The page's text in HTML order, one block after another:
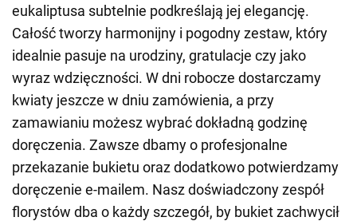
eukaliptusa subtelnie podkreślają jej elegancję.
Całość tworzy harmonijny i pogodny zestaw, który
idealnie pasuje na urodziny, gratulacje czy jako
wyraz wdzięczności. W dni robocze dostarczamy
kwiaty jeszcze w dniu zamówienia, a przy
zamawianiu możesz wybrać dokładną godzinę
doręczenia. Zawsze dbamy o profesjonalne
przekazanie bukietu oraz dodatkowo potwierdzamy
doręczenie e-mailem. Nasz doświadczony zespół
florystów dba o każdy szczegół, by bukiet zachwycił